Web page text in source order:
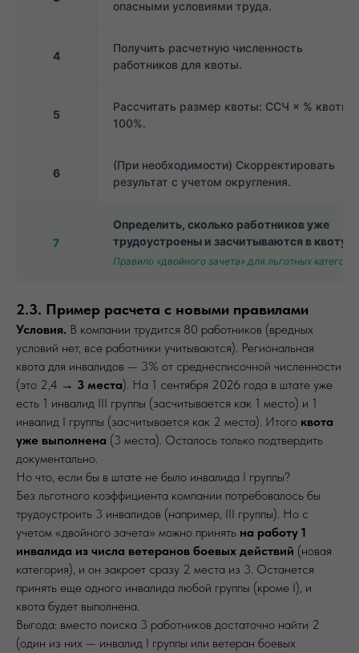
опасными условиями труда.
4
Получить расчетную численность
работников для квоты.
5
Рассчитать размер квоты: ССЧ × % квоты /
100%.
6
(При необходимости) Скорректировать
результат с учетом округления.
7
Определить, сколько работников уже
трудоустроены и засчитываются в квоту
Правило «двойного зачета» для льготных
2.3. Пример расчета с новыми правилами
Условия. В компании трудится 80 работников (вредных
условий нет, все работники учитываются). Региональная
квота для инвалидов — 3% от среднесписочной численности
(это 2,4 → 3 места). На 1 сентября 2026 года в штате уже
есть 1 инвалид III группы (засчитывается как 1 место) и 1
инвалид I группы (засчитывается как 2 места). Итого квота
уже выполнена (3 места). Осталось только подтвердить
документально.
Но что, если бы в штате не было инвалида I группы?
Без льготного коэффициента компании потребовалось бы
трудоустроить 3 инвалидов (например, III группы). Но с
учетом «двойного зачета» можно принять на работу 1
инвалида из числа ветеранов боевых действий (новая
категория), и он закроет сразу 2 места из 3. Останется
принять еще одного инвалида любой группы (кроме I), и
квота будет выполнена.
Выгода: вместо поиска 3 работников достаточно найти 2
(один из них — инвалид I группы или ветеран боевых